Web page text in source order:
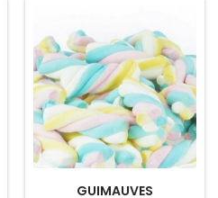
GUIMAUVES